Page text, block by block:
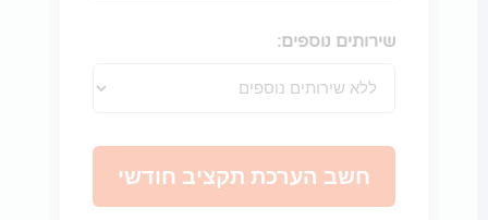
שירותים נוספים:
חשב הערכת תקציב חודשי